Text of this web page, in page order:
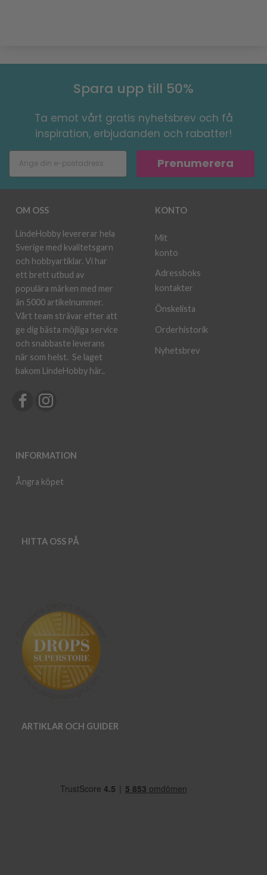
Spara upp till 50%
Ta emot vårt gratis nyhetsbrev och få
inspiration, erbjudanden och rabatter!
Prenumerera
OM OSS
LindeHobby levererar hela
Sverige med kvalitetsgarn
och hobbyartiklar. Vi har
ett brett utbud av
populära märken med mer
än 5000 artikelnummer.
Vårt team strävar efter att
ge dig bästa möjliga service
och snabbaste leverans
när som helst. Se laget
bakom LindeHobby här..
INFORMATION
Ångra köpet
KONTO
Mit
konto
Adressboks
kontakter
Önskelista
Orderhistorik
Nyhetsbrev
HITTA OSS PÅ
ARTIKLAR OCH GUIDER